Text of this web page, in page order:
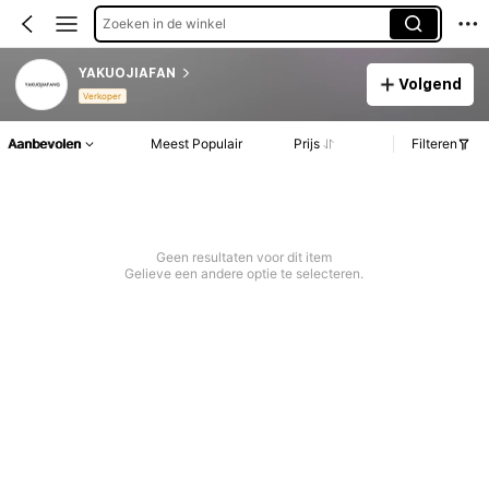
Zoeken in de winkel
YAKUOJIAFAN
Verkoper
Volgend
Aanbevolen Meest Populair Prijs Filteren
Geen resultaten voor dit item
Gelieve een andere optie te selecteren.